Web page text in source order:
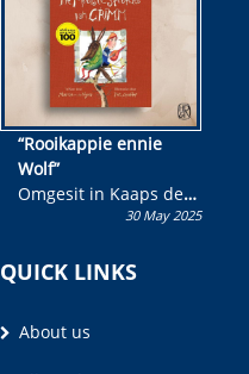
“Rooikappie ennie
Wolf”
Omgesit in Kaaps deur
Olivia M. Coetzee30 May 2025
QUICK LINKS
About us